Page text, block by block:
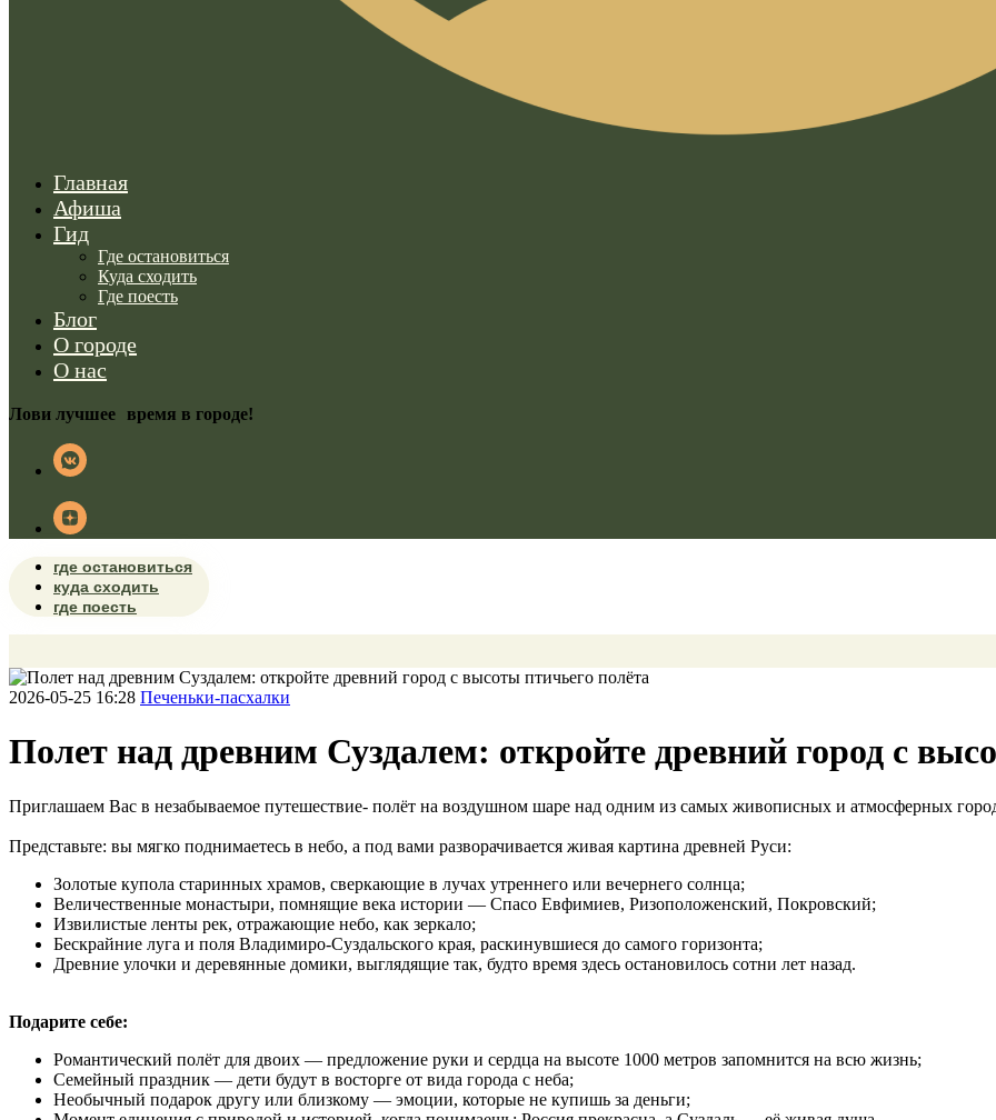
Главная
Афиша
Гид
Где остановиться
Куда сходить
Где поесть
Блог
О городе
О нас
Лови лучшее время в городе!
где остановиться
куда сходить
где поесть
2026-05-25 16:28 Печеньки-пасхалки
Полет над древним Суздалем: откройте древний город с
Приглашаем Вас в незабываемое путешествие- полёт на воздушном шаре над одним из самых живописных и атмосферных
Представьте: вы мягко поднимаетесь в небо, а под вами разворачивается живая картина древней Руси:
Золотые купола старинных храмов, сверкающие в лучах утреннего или вечернего солнца;
Величественные монастыри, помнящие века истории — Спасо Евфимиев, Ризоположенский, Покровский;
Извилистые ленты рек, отражающие небо, как зеркало;
Бескрайние луга и поля Владимиро-Суздальского края, раскинувшиеся до самого горизонта;
Древние улочки и деревянные домики, выглядящие так, будто время здесь остановилось сотни лет назад.
Подарите себе:
Романтический полёт для двоих — предложение руки и сердца на высоте 1000 метров запомнится на всю жизнь;
Семейный праздник — дети будут в восторге от вида города с неба;
Необычный подарок другу или близкому — эмоции, которые не купишь за деньги;